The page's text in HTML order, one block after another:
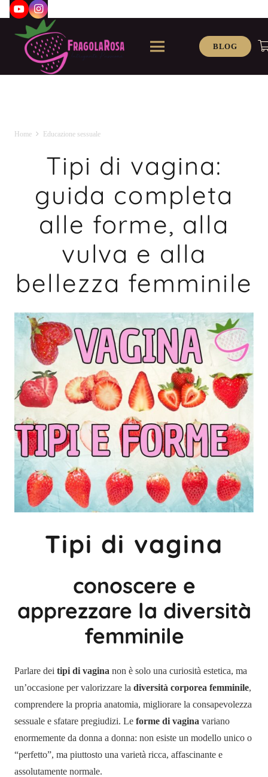
BLOG
Home Educazione sessuale
Tipi di vagina:
guida completa
alle forme, alla
vulva e alla
bellezza femminile
Tipi di vagina
conoscere e
apprezzare la diversità
femminile
Parlare dei tipi di vagina non è solo una curiosità estetica, ma
un’occasione per valorizzare la diversità corporea femminile,
comprendere la propria anatomia, migliorare la consapevolezza
sessuale e sfatare pregiudizi. Le forme di vagina variano
enormemente da donna a donna: non esiste un modello unico o
“perfetto”, ma piuttosto una varietà ricca, affascinante e
assolutamente normale.